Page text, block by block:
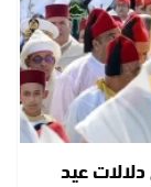
عيد